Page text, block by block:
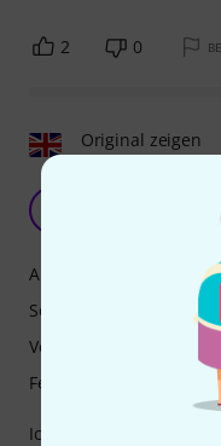
2 0
Original zeigen
Ich habe diese Flöte für
Ansprache
Sound
Verarbeitung
Features